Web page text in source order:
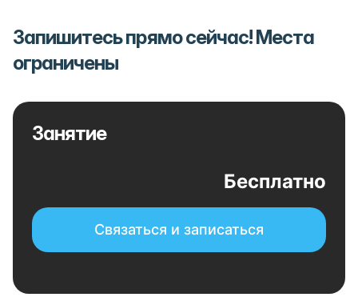
Запишитесь прямо сейчас! Места
ограничены
Занятие
Бесплатно
Связаться и записаться